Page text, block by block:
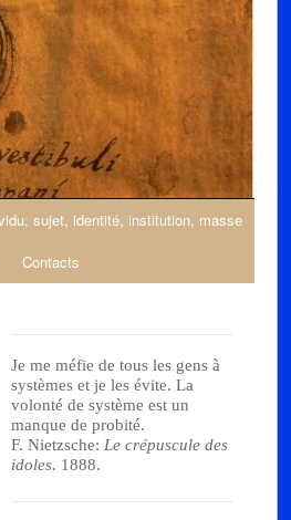
sujet, identité, institution, masse
Contacts
Je me méfie de tous les gens à
systèmes et je les évite. La
volonté de système est un
manque de probité.
F. Nietzsche: Le crépuscule des
idoles. 1888.